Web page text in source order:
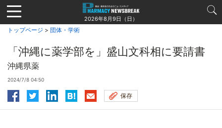
Jump
to
navigation
2026年8月9日（日）
トップページ > 団体・学術
「沖縄に薬学部を」盛山文科相に要請書
沖縄県薬
2024/7/8 04:50
保存